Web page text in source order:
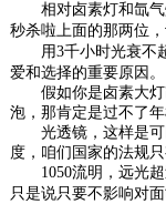
相对卤素灯和氙气
秒杀啦上面的那两位
用3千小时光衰不
爱和选择的重要原因。
假如你是卤素大
泡，那肯定是过不了
光透镜，这样是
度，咱们国家的法规
1050流明，远光
只是说只要不影响对